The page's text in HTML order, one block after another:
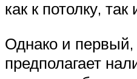
как к потолку, так
Однако и первый,
предполагает